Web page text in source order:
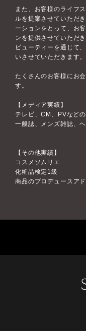
また、お客様のライフ
ルを提案させていただ
ーションをとって、お
ンを提供させていただ
ビューティーを通じて
いさせていただきます。
たくさんのお客様にお
す。
【メディア実績】
テレビ、CM、PVなど
一般誌、メンズ雑誌、
【その他実績】
コスメソムリエ
化粧品検定1級
商品のプロデュースア